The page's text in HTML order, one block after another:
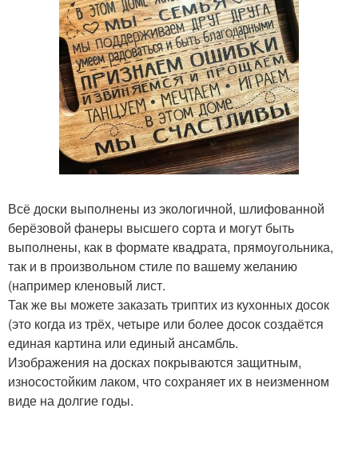
Всё доски выполнены из экологичной, шлифованной
берёзовой фанеры высшего сорта и могут быть
выполнены, как в формате квадрата, прямоугольника,
так и в произвольном стиле по вашему желанию
(например кленовый лист.
Так же вы можете заказать триптих из кухонных досок
(это когда из трёх, четыре или более досок создаётся
единая картина или единый ансамбль.
Изображения на досках покрываются защитным,
износостойким лаком, что сохраняет их в неизменном
виде на долгие годы.